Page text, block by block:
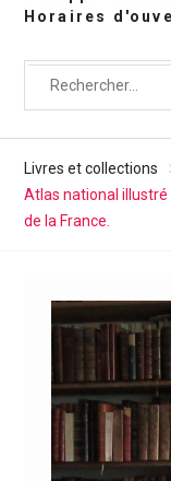
Livres et collections
Atlas national
de la France.